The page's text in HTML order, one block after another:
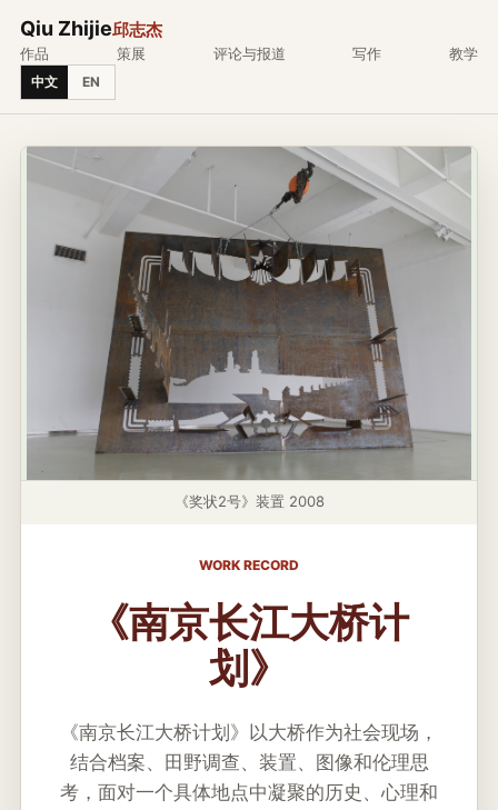
Qiu Zhijie邱志杰
作品 策展 评论与报道 写作 教学
中文 EN
《奖状2号》装置 2008
WORK RECORD
《南京长江大桥计
划》
《南京长江大桥计划》以大桥作为社会现场，
结合档案、田野调查、装置、图像和伦理思
考，面对一个具体地点中凝聚的历史、心理和